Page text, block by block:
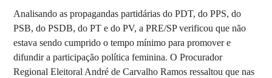
Analisando as propagandas partidárias do PDT, do PPS, do
PSB, do PSDB, do PT e do PV, a PRE/SP verificou que não
estava sendo cumprido o tempo mínimo para promover e
difundir a participação política feminina. O Procurador
Regional Eleitoral André de Carvalho Ramos ressaltou que nas